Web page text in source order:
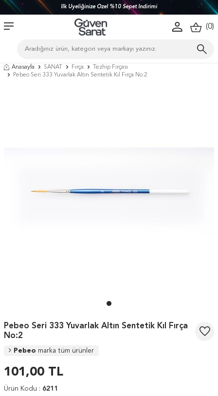
İlk Üyeliğinize Özel %10 Sepet İndirimi
(0)
Anasayfa SANAT Fırça
Tezhip Fırçası
Pebeo Seri 333 Yuvarlak Altın Sentetik Kıl Fırça No:2
Pebeo Seri 333 Yuvarlak Altın Sentetik Kıl Fırça
No:2
Pebeo marka tüm ürünler
101,00 TL
Ürün Kodu : 6211